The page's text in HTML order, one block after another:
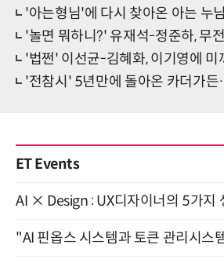
'아는형님'에 다시 찾아온 아는 누님'들…
'놀면 뭐하니?' 유재석-정준하, 무전기 교신
'법쩐' 이선균-김혜화, 이기영에 미끼 투척…
'전참시' 5년만에 돌아온 카더가든…확 바뀐 한
ET Events